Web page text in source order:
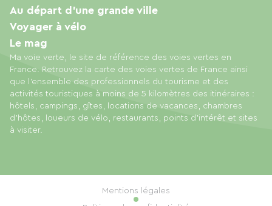
Ma voie verte, le site de référence des voies vertes en
France. Retrouvez la carte des voies vertes de France ainsi
que l'ensemble des professionnels du tourisme et des
activités touristiques à moins de 5 kilomètres des itinéraires :
hôtels, campings, gîtes, locations de vacances, chambres
d'hôtes, loueurs de vélo, restaurants, points d'intérêt et sites
à visiter.
Au départ d'une grande ville
Voyager à vélo
Le mag
Mentions légales